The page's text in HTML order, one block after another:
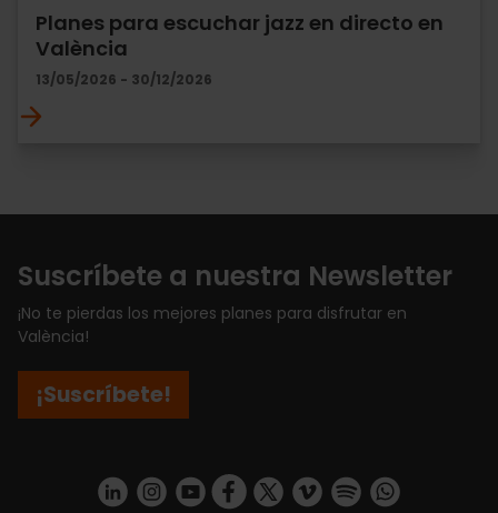
Planes para escuchar jazz en directo en
València
13/05/2026 - 30/12/2026
Suscríbete a nuestra Newsletter
¡No te pierdas los mejores planes para disfrutar en
València!
¡Suscríbete!
https://www.linkedin.com/company/turismo-valencia/mycompany/
https://www.instagram.com/visit_valencia/
https://www.youtube.com/user/
https://www.facebook.com/
https://twitter.com/
https://vimeo.com/
https://https://api.whatsapp.com/